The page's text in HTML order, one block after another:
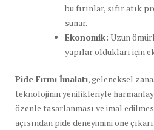
bu fırınlar, sıfır atık
sunar.
Ekonomik: Uzun
yapılar oldukları için
Pide Fırını İmalatı, geleneksel
teknolojinin yenilikleriyle
özenle tasarlanması ve imal
açısından pide deneyimini öne